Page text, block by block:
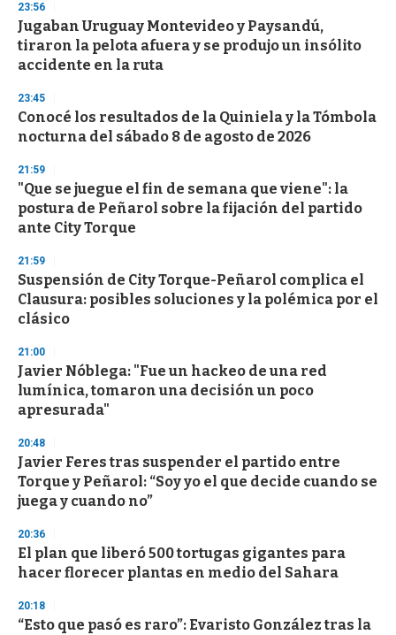
d
s
o
f
3
s
e
c
o
d
s
23:56
Jugaban Uruguay Montevideo y Paysandú,
tiraron la pelota afuera y se produjo un insólito
accidente en la ruta
23:45
Conocé los resultados de la Quiniela y la Tómbola
nocturna del sábado 8 de agosto de 2026
21:59
"Que se juegue el fin de semana que viene": la
postura de Peñarol sobre la fijación del partido
ante City Torque
21:59
Suspensión de City Torque-Peñarol complica el
Clausura: posibles soluciones y la polémica por el
clásico
21:00
Javier Nóblega: "Fue un hackeo de una red
lumínica, tomaron una decisión un poco
apresurada"
20:48
Javier Feres tras suspender el partido entre
Torque y Peñarol: “Soy yo el que decide cuando se
juega y cuando no”
20:36
El plan que liberó 500 tortugas gigantes para
hacer florecer plantas en medio del Sahara
20:18
“Esto que pasó es raro”: Evaristo González tras la